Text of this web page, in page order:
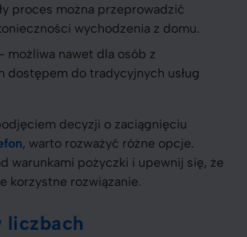
proces można przeprowadzić
wychodzenia z domu.
możliwa nawet dla osób z
dostępem do tradycyjnych usług
decyzji o zaciągnięciu
, warto rozważyć różne opcje.
warunkami pożyczki i upewnij się, że
korzystne rozwiązanie.
liczbach